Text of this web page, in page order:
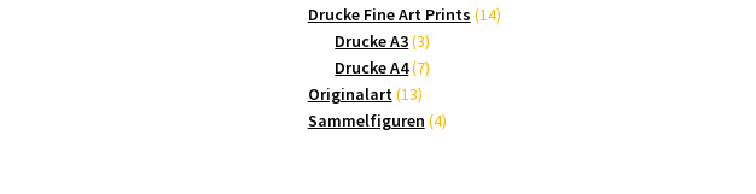
Drucke Fine Art Prints 1414
Drucke A3 33
Produkte
Drucke A4 77
Originalart 1313
Produkte
Sammelfiguren 44